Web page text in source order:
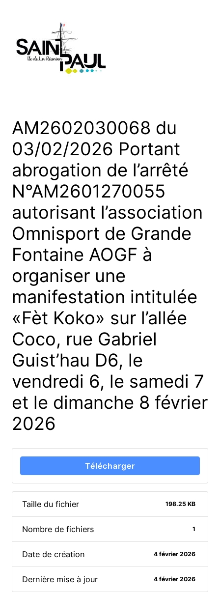
AM2602030068 du
03/02/2026 Portant
abrogation de l’arrêté
N°AM2601270055
autorisant l’association
Omnisport de Grande
Fontaine AOGF à
organiser une
manifestation intitulée
«Fèt Koko» sur l’allée
Coco, rue Gabriel
Guist’hau D6, le
vendredi 6, le samedi 7
et le dimanche 8 février
2026
Télécharger
Taille du fichier 198.25 KB
Nombre de fichiers 1
Date de création 4 février 2026
Dernière mise à jour 4 février 2026